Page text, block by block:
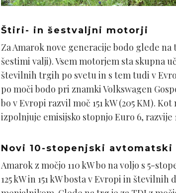
Štiri- in šestvaljni motorji
Za Amarok nove generacije bodo glede
šestimi valji). Vsem motorjem sta skupna
številnih trgih po svetu in s tem tudi v
po moči bodo pri znamki Volkswagen
bo v Evropi razvil moč 151 kW (205 KM).
izpolnjuje emisijsko stopnjo Euro 6, razvije
Novi 10-stopenjski
Amarok z močjo 110 kW bo na voljo s 5-
125 kW in 151 kW bosta v Evropi in